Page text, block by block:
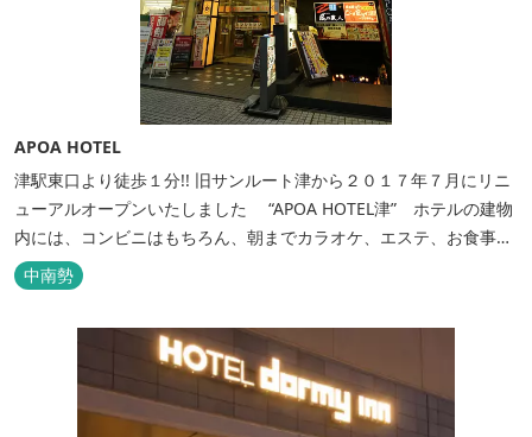
APOA HOTEL
津駅東口より徒歩１分!! 旧サンルート津から２０１７年７月にリニ
ューアルオープンいたしました “APOA HOTEL津” ホテルの建物
内には、コンビニはもちろん、朝までカラオケ、エステ、お食事も
いろいろなジャンルが楽しめます。 ホテル内施設 地下…創作料
理“舞の華” 居酒屋“風の蔵人” 居酒屋“居酒屋ならここが安いぜっ”
１階…コンビニエンスストア“ローソン” 和食“いせもん本店”...
中南勢